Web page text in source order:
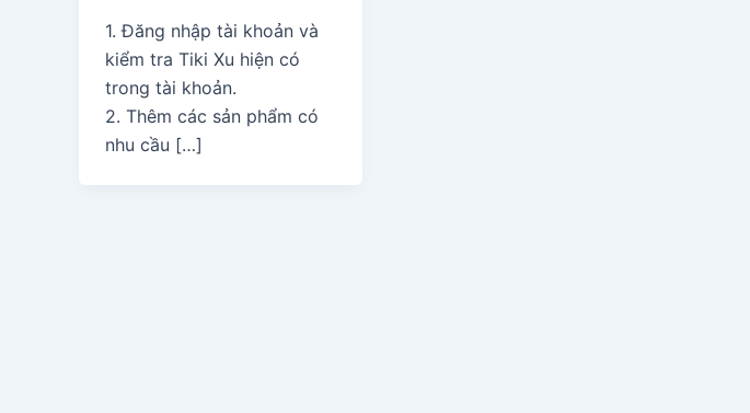
1. Đăng nhập tài khoản và
kiểm tra Tiki Xu hiện có
trong tài khoản.
2. Thêm các sản phẩm có
nhu cầu […]